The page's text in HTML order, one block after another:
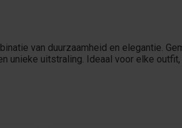
van duurzaamheid en elegantie.
unieke uitstraling. Ideaal voor elke outfit,